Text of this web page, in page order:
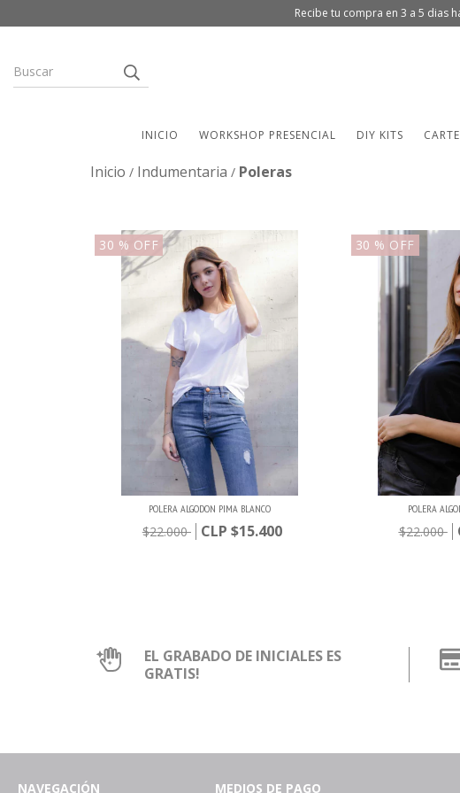
Recibe tu compra en 3 a 5 dias
INICIO WORKSHOP PRESENCIAL DIY KITS
Inicio / Indumentaria / Poleras
30 % OFF
POLERA ALGODON PIMA BLANCO
$22.000 $15.400
30 % OFF
POLERA
$22.000
EL GRABADO DE INICIALES ES
GRATIS!
NAVEGACIÓN MEDIOS DE PAGO